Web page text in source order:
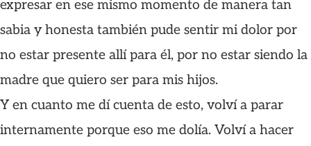
expresar en ese mismo momento de manera tan
sabia y honesta también pude sentir mi dolor por
no estar presente allí para él, por no estar siendo la
madre que quiero ser para mis hijos.
Y en cuanto me dí cuenta de esto, volví a parar
internamente porque eso me dolía. Volví a hacer